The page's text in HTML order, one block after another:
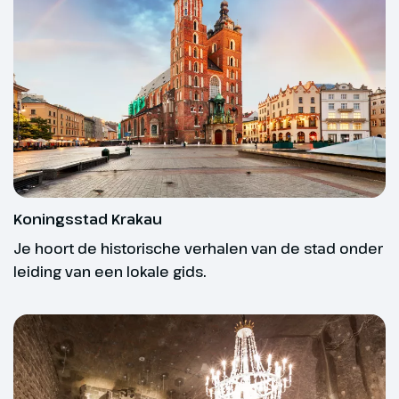
Koningsstad Krakau
Je hoort de historische verhalen van de stad onder
leiding van een lokale gids.
Tijd voor een eerste
kennismaking met het
bijzondere Krakau, dat in het
verleden werd uitgeroepen tot
Culturele Hoofdstad van Europa.
De binnenstad, dat tussen 1038
en 1568 de hoofdstad van Polen
was, staat sinds 1978 op de
UNESCO-Werelderfgoedlijst en
trekt jaarlijks talloze bezoekers.
Omdat de stad tijdens de
Tweede Wereldoorlog
heeft Krakau een prachtig,
authentiek centrum weten te
behouden. Samen met een
deskundige lokale gids
bieden wij reizen aan met ‘gegarandeerd vertrek’.
Dit zijn reizen waarvan wij op basis van
geschiedenis en ervaring met 99% zekerheid
kunnen zeggen dat ze doorgaan. Slechts in zeer
zeldzame gevallen kan het zijn dat een garante reis
alsnog moet worden ingetrokken. Bijv. door een
grote annulering of reisbeperkende oorzaken
buiten onze invloedsfeer.
Bij data en prijzen zie je of deze reis vertrekgarantie
Fit en mobiel
Beschik je over een goede basisconditie? Dan ben